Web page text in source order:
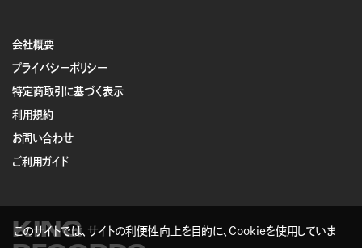
会社概要
プライバシーポリシー
特定商取引に基づく表示
利用規約
お問い合わせ
ご利用ガイド
KING
このサイトでは、サイトの利便性向上を目的に、Cookieを使用していま